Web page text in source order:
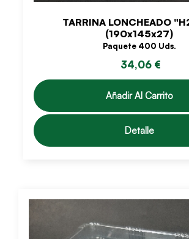
TARRINA LONCHEADO
(190x145x27)
Paquete 400 Uds.
34,06 €
Añadir Al Carrito
Detalle